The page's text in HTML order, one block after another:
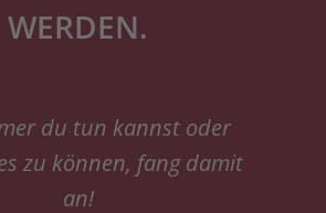
WERDEN.
du tun kannst oder
zu können, fang damit
an!